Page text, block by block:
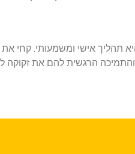
אישי ומשמעותי. קחי את
הרגשית להם את זקוקה